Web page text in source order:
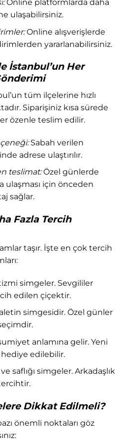
Online platformlarda daha
ulaşabilirsiniz.
Online alışverişlerde
yararlanabilirsiniz.
İstanbul’un Her
tüm ilçelerine hızlı
Siparişiniz kısa sürede
özenle teslim edilir.
Sabah verilen
adrese ulaştırılır.
teslimat:Özel günlerde
ulaşması için önceden
sağlar.
Fazla Tercih
taşır. İşte en çok tercih
simgeler. Sevgililer
edilen çiçektir.
simgesidir. Özel günler
anlamına gelir. Yeni
edilebilir.
saflığı simgeler. Arkadaşlık
Dikkat Edilmeli?
önemli noktaları göz